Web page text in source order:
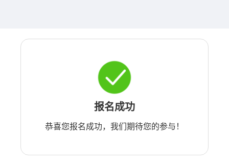
报名成功
恭喜您报名成功，我们期待您的参与！